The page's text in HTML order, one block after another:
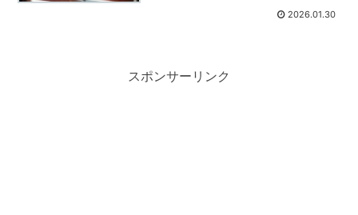
2026.01.30
スポンサーリンク